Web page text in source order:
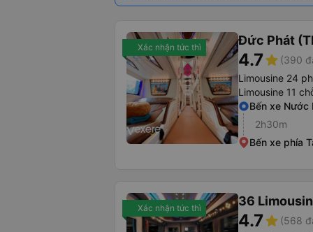
Xác nhận tức thì Đức Phát
4.7star (390
Limousine 24
Limousine 11
Bến xe Nước
2h30m
Bến xe phía
Xác nhận tức thì 36
4.7star (568